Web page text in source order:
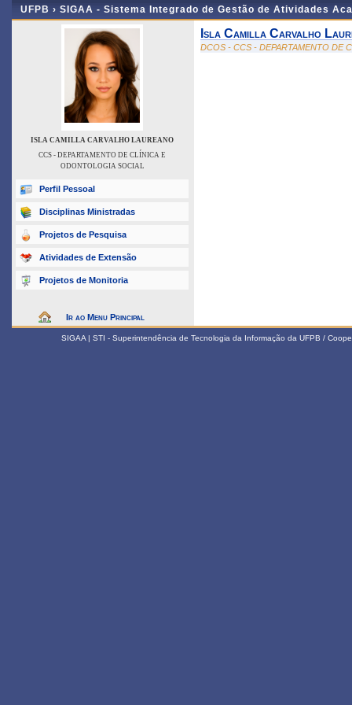
UFPB › SIGAA - Sistema Integrado de Gestão de Atividades
ISLA CAMILLA CARVALHO LAUREANO
CCS - DEPARTAMENTO DE CLÍNICA E
ODONTOLOGIA SOCIAL
Perfil Pessoal
Disciplinas Ministradas
Projetos de Pesquisa
Atividades de Extensão
Projetos de Monitoria
Ir ao Menu Principal
Isla Camilla Carvalho
DCOS - CCS - DEPARTAMENTO DE
SIGAA | STI - Superintendência de Tecnologia da Informação da UFPB /